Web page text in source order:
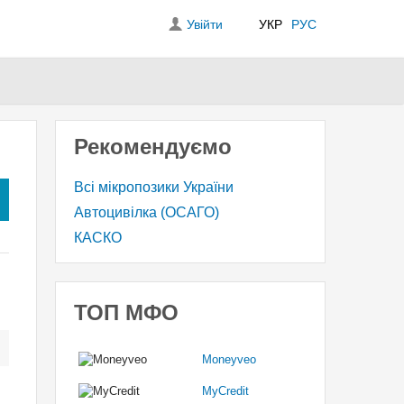
Увійти УКР РУС
Рекомендуємо
Всі мікропозики України
Автоцивілка (ОСАГО)
КАСКО
ТОП МФО
Moneyveo
MyCredit